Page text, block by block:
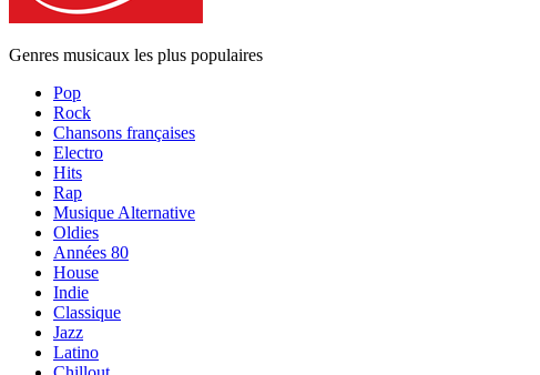
Genres musicaux les plus populaires
Pop
Rock
Chansons françaises
Electro
Hits
Rap
Musique Alternative
Oldies
Années 80
House
Indie
Classique
Jazz
Latino